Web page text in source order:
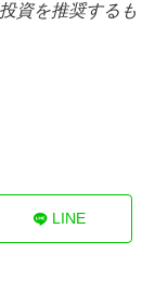
資を推奨するも
LINE